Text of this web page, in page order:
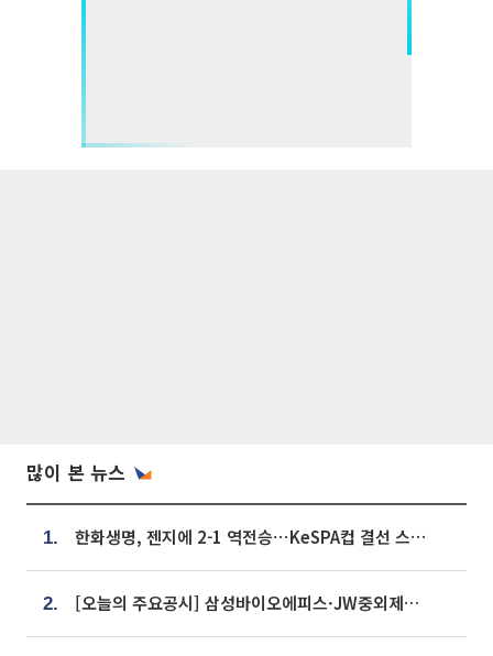
많이 본 뉴스
1. 한화생명, 젠지에 2-1 역전승⋯KeSPA컵 결선 스테이지 2 직행
2. [오늘의 주요공시] 삼성바이오에피스·JW중외제약·한미반도체·SK바이오사이언스 등